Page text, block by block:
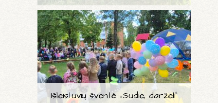
Išleistuvių šventė „Sudie, darželi“